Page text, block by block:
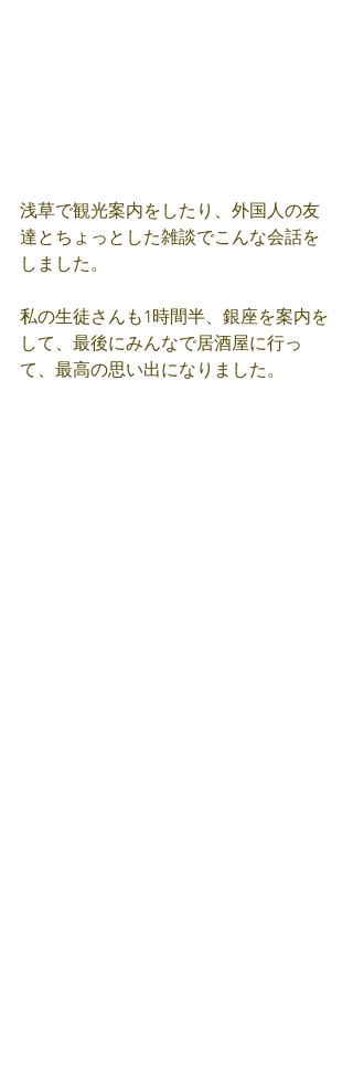
浅草で観光案内をしたり、外国人の友
達とちょっとした雑談でこんな会話を
しました。
私の生徒さんも1時間半、銀座を案内を
して、最後にみんなで居酒屋に行っ
て、最高の思い出になりました。